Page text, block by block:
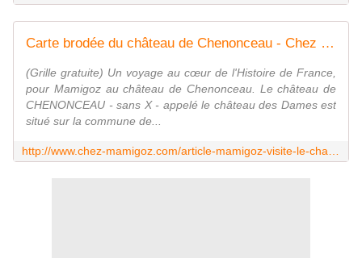
Carte brodée du château de Chenonceau - Chez Mamigoz
(Grille gratuite) Un voyage au cœur de l'Histoire de France,
pour Mamigoz au château de Chenonceau. Le château de
CHENONCEAU - sans X - appelé le château des Dames est
situé sur la commune de...